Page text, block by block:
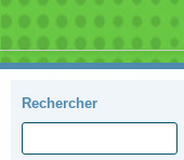
Rechercher